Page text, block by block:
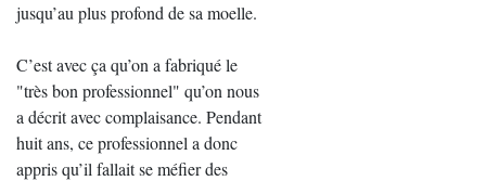
jusqu’au plus profond de sa moelle.
C’est avec ça qu’on a fabriqué le
"très bon professionnel" qu’on nous
a décrit avec complaisance. Pendant
huit ans, ce professionnel a donc
appris qu’il fallait se méfier des